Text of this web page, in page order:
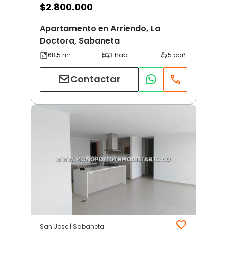
$2.800.000
Apartamento en Arriendo, La
Doctora, Sabaneta
Contactar
San Jose | Sabaneta